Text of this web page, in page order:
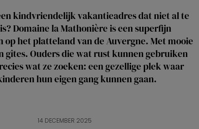
kindvriendelijk vakantieadres dat niet al te
Domaine la Mathonière is een superfijn
het platteland van de Auvergne. Met mooie
gîtes. Ouders die wat rust kunnen gebruiken
wat ze zoeken: een gezellige plek waar
hun eigen gang kunnen gaan.
14 DECEMBER 2025